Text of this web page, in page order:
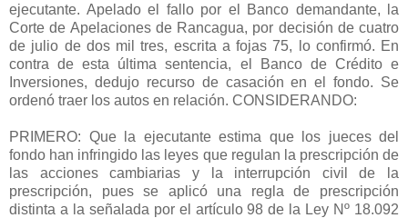
ejecutante. Apelado el fallo por el Banco demandante, la
Corte de Apelaciones de Rancagua, por decisión de cuatro
de julio de dos mil tres, escrita a fojas 75, lo confirmó. En
contra de esta última sentencia, el Banco de Crédito e
Inversiones, dedujo recurso de casación en el fondo. Se
ordenó traer los autos en relación. CONSIDERANDO:
PRIMERO: Que la ejecutante estima que los jueces del
fondo han infringido las leyes que regulan la prescripción de
las acciones cambiarias y la interrupción civil de la
prescripción, pues se aplicó una regla de prescripción
distinta a la señalada por el artículo 98 de la Ley Nº 18.092